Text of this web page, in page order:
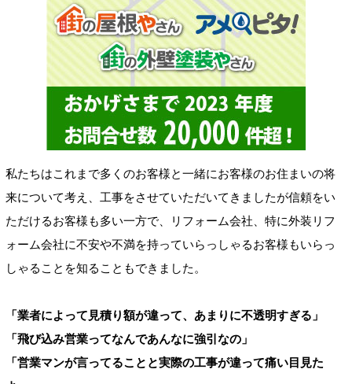
私たちはこれまで多くのお客様と一緒にお客様のお住まいの将
来について考え、工事をさせていただいてきましたが信頼をい
ただけるお客様も多い一方で、リフォーム会社、特に外装リフ
ォーム会社に不安や不満を持っていらっしゃるお客様もいらっ
しゃることを知ることもできました。
「業者によって見積り額が違って、あまりに不透明すぎる」
「飛び込み営業ってなんであんなに強引なの」
「営業マンが言ってることと実際の工事が違って痛い目見た